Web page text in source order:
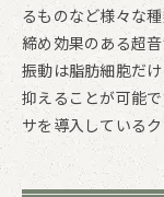
るものなど様々な
締め効果のある超
振動は脂肪細胞だ
抑えることが可能
サを導入している